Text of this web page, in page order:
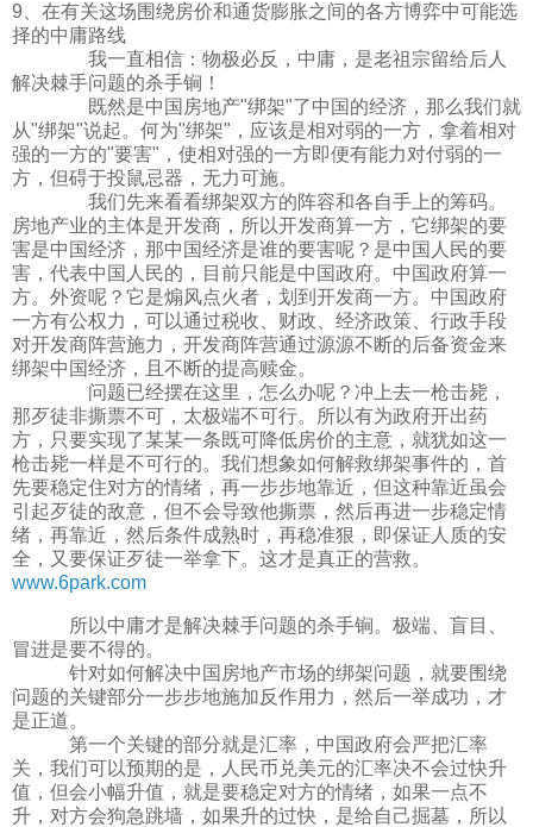
9、在有关这场围绕房价和通货膨胀之间的各方博弈中可能选
择的中庸路线
我一直相信：物极必反，中庸，是老祖宗留给后人
解决棘手问题的杀手锏！
既然是中国房地产"绑架"了中国的经济，那么我们就
从"绑架"说起。何为"绑架"，应该是相对弱的一方，拿着相对
强的一方的"要害"，使相对强的一方即便有能力对付弱的一
方，但碍于投鼠忌器，无力可施。
我们先来看看绑架双方的阵容和各自手上的筹码。
房地产业的主体是开发商，所以开发商算一方，它绑架的要
害是中国经济，那中国经济是谁的要害呢？是中国人民的要
害，代表中国人民的，目前只能是中国政府。中国政府算一
方。外资呢？它是煽风点火者，划到开发商一方。中国政府
一方有公权力，可以通过税收、财政、经济政策、行政手段
对开发商阵营施力，开发商阵营通过源源不断的后备资金来
绑架中国经济，且不断的提高赎金。
问题已经摆在这里，怎么办呢？冲上去一枪击毙，
那歹徒非撕票不可，太极端不可行。所以有为政府开出药
方，只要实现了某某一条既可降低房价的主意，就犹如这一
枪击毙一样是不可行的。我们想象如何解救绑架事件的，首
先要稳定住对方的情绪，再一步步地靠近，但这种靠近虽会
引起歹徒的敌意，但不会导致他撕票，然后再进一步稳定情
绪，再靠近，然后条件成熟时，再稳准狠，即保证人质的安
全，又要保证歹徒一举拿下。这才是真正的营救。
www.6park.com
所以中庸才是解决棘手问题的杀手锏。极端、盲目、
冒进是要不得的。
针对如何解决中国房地产市场的绑架问题，就要围绕
问题的关键部分一步步地施加反作用力，然后一举成功，才
是正道。
第一个关键的部分就是汇率，中国政府会严把汇率
关，我们可以预期的是，人民币兑美元的汇率决不会过快升
值，但会小幅升值，就是要稳定对方的情绪，如果一点不
升，对方会狗急跳墙，如果升的过快，是给自己掘墓，所以